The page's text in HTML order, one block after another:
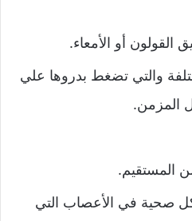
أو الأمعاء.
والتي تضغط بدروها علي
المزمن.
المستقيم.
صحية في الأعصاب التي